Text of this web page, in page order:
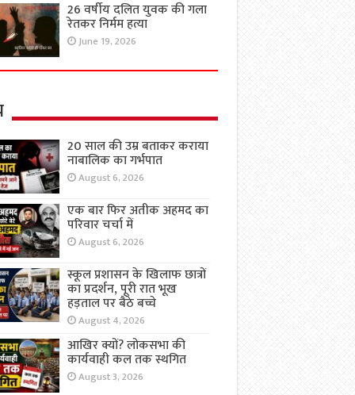
26 वर्षीय दलित युवक की गला
रेतकर निर्मम हत्या
June 19, 2026
20 साल की उम्र बताकर कराया
नाबालिक का गर्भपात
August 6, 2026
एक बार फिर अतीक अहमद का
परिवार चर्चा में
August 6, 2026
स्कूल प्रशासन के खिलाफ छात्रों
का प्रदर्शन, पूरी रात भूख
हड़ताल पर बैठे बच्चे
August 4, 2026
आखिर क्यों? लोकसभा की
कार्यवाही कल तक स्थगित
August 3, 2026